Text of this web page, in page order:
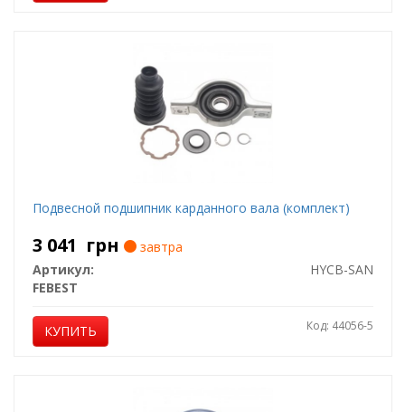
Подвесной подшипник карданного вала (комплект)
3 041 грн
завтра
Артикул:
HYCB-SAN
FEBEST
КУПИТЬ Код: 44056-5